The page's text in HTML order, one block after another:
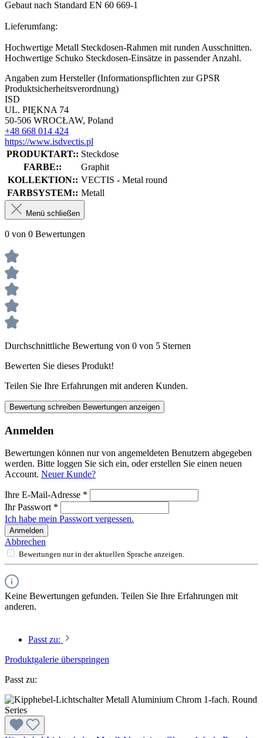
Gebaut nach Standard EN 60 669-1
Lieferumfang:
Hochwertige Metall Steckdosen-Rahmen mit runden Ausschnitten.
Hochwertige Schuko Steckdosen-Einsätze in passender Anzahl.
Angaben zum Hersteller (Informationspflichten zur GPSR
Produktsicherheitsverordnung)
ISD
UL. PIĘKNA 74
50-506 WROCŁAW, Poland
+48 668 014 424
https://www.isdvectis.pl
PRODUKTART:: Steckdose
FARBE::
Graphit
KOLLEKTION:: VECTIS - Metal round
FARBSYSTEM:: Metall
Menü schließen
0 von 0 Bewertungen
Durchschnittliche Bewertung von 0 von 5 Sternen
Bewerten Sie dieses Produkt!
Teilen Sie Ihre Erfahrungen mit anderen Kunden.
Bewertung schreiben Bewertungen anzeigen
Anmelden
Bewertungen können nur von angemeldeten Benutzern abgegeben
werden. Bitte loggen Sie sich ein, oder erstellen Sie einen neuen
Account. Neuer Kunde?
Ihre E-Mail-Adresse *
Ihr Passwort *
Ich habe mein Passwort vergessen.
Anmelden
Abbrechen
Bewertungen nur in der aktuellen Sprache anzeigen.
Keine Bewertungen gefunden. Teilen Sie Ihre Erfahrungen mit
anderen.
Passt zu:
Produktgalerie überspringen
Passt zu: